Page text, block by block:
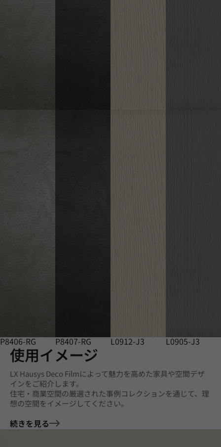
P8406-RG P8407-RG L0912-J3 L0905-J3
使用イメージ
LX Hausys Deco Filmによって魅力を高めた家具や空間デザ
インをご紹介します。
住宅・商業空間の厳選された事例コレクションを通じて、理
想の空間をイメージしてください。
続きを見る